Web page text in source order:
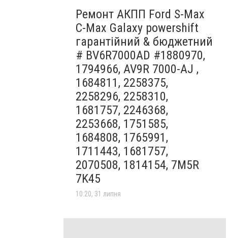
Ремонт АКПП Ford S-Max
C-Max Galaxy powershift
гарантійний & бюджетний
# BV6R7000AD #1880970,
1794966, AV9R 7000-AJ ,
1684811, 2258375,
2258296, 2258310,
1681757, 2246368,
2253668, 1751585,
1684808, 1765991,
1711443, 1681757,
2070508, 1814154, 7M5R
7K45
10:20, 31 липня